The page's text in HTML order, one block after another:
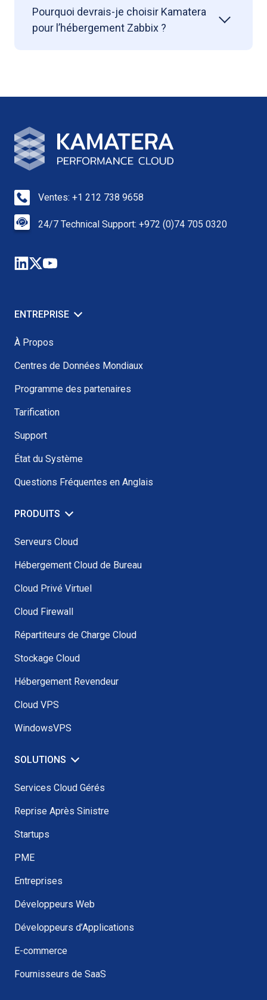
Pourquoi devrais-je choisir Kamatera
pour l’hébergement Zabbix ?
Ventes: +1 212 738 9658
24/7 Technical Support: +972 (0)74 705 0320
ENTREPRISE
À Propos
Centres de Données Mondiaux
Programme des partenaires
Tarification
Support
État du Système
Questions Fréquentes en Anglais
PRODUITS
Serveurs Cloud
Hébergement Cloud de Bureau
Cloud Privé Virtuel
Cloud Firewall
Répartiteurs de Charge Cloud
Stockage Cloud
Hébergement Revendeur
Cloud VPS
WindowsVPS
SOLUTIONS
Services Cloud Gérés
Reprise Après Sinistre
Startups
PME
Entreprises
Développeurs Web
Développeurs d’Applications
E-commerce
Fournisseurs de SaaS